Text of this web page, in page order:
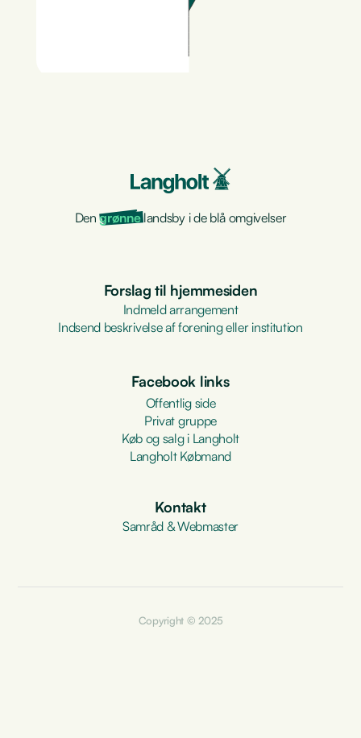
Dengrønnelandsby i de blå omgivelser
Forslag til hjemmesiden
Indmeld arrangement
Indsend beskrivelse af forening eller institution
Facebook links
Offentlig side
Privat gruppe
Køb og salg i Langholt
Langholt Købmand
Kontakt
Samråd & Webmaster
Copyright © 2025